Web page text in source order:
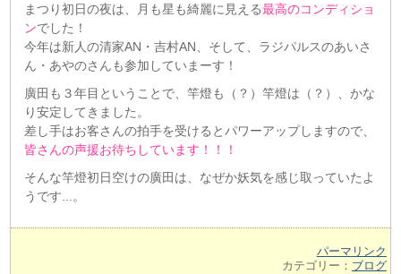
まつり初日の夜は、月も星も綺麗に見える最高のコンディショ
ンでした！
今年は新人の清家AN・吉村AN、そして、ラジパルスのあいさ
ん・あやのさんも参加していまーす！
廣田も３年目ということで、竿燈も（？）竿燈は（？）、かな
り安定してきました。
差し手はお客さんの拍手を受けるとパワーアップしますので、
皆さんの声援お待ちしています！！！
そんな竿燈初日空けの廣田は、なぜか妖気を感じ取っていたよ
うです...。
パーマリンク
カテゴリー： ブログ